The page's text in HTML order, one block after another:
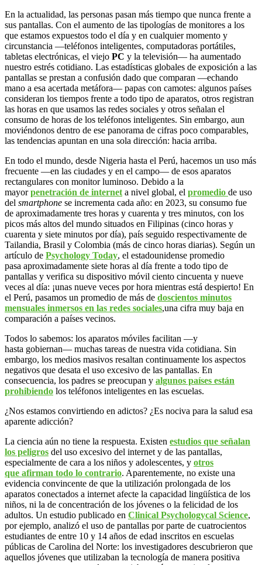
En la actualidad, las personas pasan más tiempo que nunca frente a
sus pantallas. Con el aumento de las tipologías de monitores a los
que estamos expuestos todo el día y en cualquier momento y
circunstancia —teléfonos inteligentes, computadoras portátiles,
tabletas electrónicas, el viejo PC y la televisión— ha aumentado
nuestro estrés cotidiano. Las estadísticas globales de exposición a las
pantallas se prestan a confusión dado que comparan —echando
mano a esa acertada metáfora— papas con camotes: algunos países
consideran los tiempos frente a todo tipo de aparatos, otros registran
las horas en que usamos las redes sociales y otros señalan el
consumo de horas de los teléfonos inteligentes. Sin embargo, aun
moviéndonos dentro de ese panorama de cifras poco comparables,
las tendencias apuntan en una sola dirección: hacia arriba.
En todo el mundo, desde Nigeria hasta el Perú, hacemos un uso más
frecuente —en las ciudades y en el campo— de esos aparatos
rectangulares con monitor luminoso. Debido a la
mayorpenetración de internet a nivel global, el promedio de uso
del smartphone se incrementa cada año: en 2023, su consumo fue
de aproximadamente tres horas y cuarenta y tres minutos, con los
picos más altos del mundo situados en Filipinas (cinco horas y
cuarenta y siete minutos por día), país seguido respectivamente de
Tailandia, Brasil y Colombia (más de cinco horas diarias). Según un
artículo de Psychology Today, el estadounidense promedio
pasa aproximadamente siete horas al día frente a todo tipo de
pantallas y verifica su dispositivo móvil ciento cincuenta y nueve
veces al día: ¡unas nueve veces por hora mientras está despierto! En
el Perú, pasamos un promedio de más de doscientos minutos
mensuales inmersos en las redes sociales,una cifra muy baja en
comparación a países vecinos.
Todos lo sabemos: los aparatos móviles facilitan —y
hasta gobiernan— muchas tareas de nuestra vida cotidiana. Sin
embargo, los medios masivos resaltan continuamente los aspectos
negativos que desata el uso excesivo de las pantallas. En
consecuencia, los padres se preocupan y algunos países están
prohibiendo los teléfonos inteligentes en las escuelas.
¿Nos estamos convirtiendo en adictos? ¿Es nociva para la salud esa
aparente adicción?
La ciencia aún no tiene la respuesta. Existen estudios que señalan
los peligros del uso excesivo del internet y de las pantallas,
especialmente de cara a los niños y adolescentes, y otros
que afirman todo lo contrario. Aparentemente, no existe una
evidencia convincente de que la utilización prolongada de los
aparatos conectados a internet afecte la capacidad lingüística de los
niños, ni la de concentración de los jóvenes o la felicidad de los
adultos. Un estudio publicado en Clinical Psychologycal Science,
por ejemplo, analizó el uso de pantallas por parte de cuatrocientos
estudiantes de entre 10 y 14 años de edad inscritos en escuelas
públicas de Carolina del Norte: los investigadores descubrieron que
aquellos jóvenes que utilizaban la tecnología de manera positiva